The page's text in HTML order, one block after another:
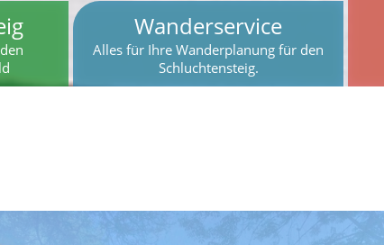
Wanderservice
Alles für Ihre Wanderplanung für den
Schluchtensteig.